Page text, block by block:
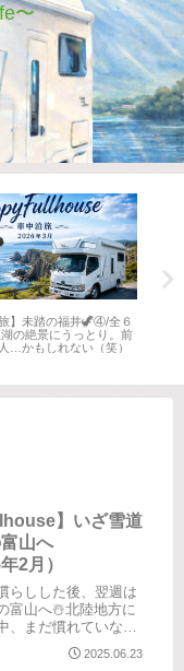
〜
旅】未踏の福井🦖④/全６
の絶景にうっとり。前
…かもしれない（笑）
】いざ雪道
富山へ
2月）
らしした後、翌週は
富山へ☃️北陸地方に
、まだ慣れていない
不安を抱えながらも
21 20:00いつも
2025.06.23